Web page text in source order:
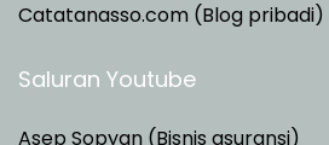
Catatanasso.com (Blog pribadi)
Saluran Youtube
Asep Sopyan (Bisnis asuransi)